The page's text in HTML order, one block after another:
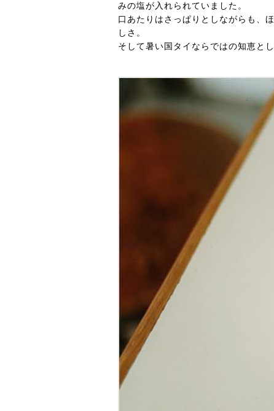
みの塩が入れられていました。
口あたりはさっぱりとしながらも、
しさ。
そして暑い国タイならではの知恵と